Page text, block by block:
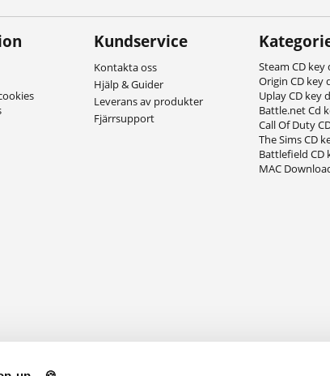
Kundservice
Kontakta oss
Hjälp & Guider
Leverans av produkter
Fjärrsupport
Steam CD
Origin CD key
Uplay CD key
Battle.net Cd
Call Of Duty
The Sims CD
Battlefield CD
MAC